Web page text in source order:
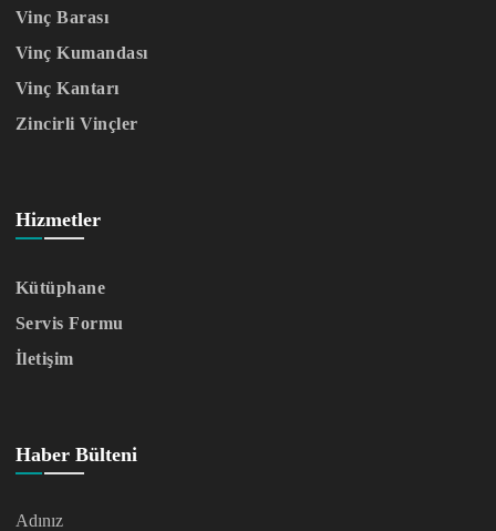
Vinç Barası
Vinç Kumandası
Vinç Kantarı
Zincirli Vinçler
Hizmetler
Kütüphane
Servis Formu
İletişim
Haber Bülteni
Adınız